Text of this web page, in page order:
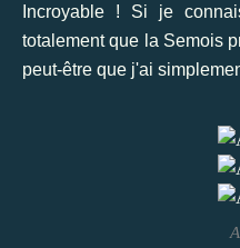
Incroyable ! Si je
totalement que la Semois
peut-être que j'ai